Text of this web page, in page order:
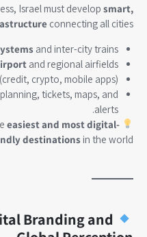
Israel must develop smart,
connecting all cities:
and inter-city trains.
and regional airfields.
(credit, crypto, mobile apps).
tickets, maps, and
alerts.
The goal: make Israel one of the
easiest and most digital-
destinations in the world.
Branding and